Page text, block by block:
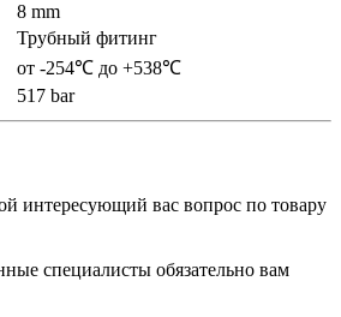
8 mm
Трубный фитинг
от -254℃ до +538℃
517 bar
интересующий вас вопрос по товару
специалисты обязательно вам